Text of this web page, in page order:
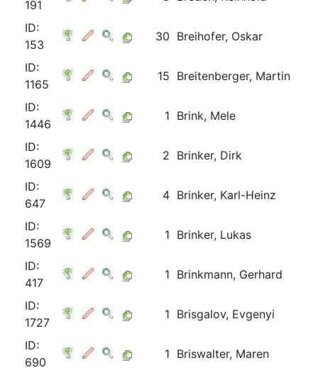
191
ID:
153
30 Breihofer, Oskar
ID:
1165
15 Breitenberger, Martin
ID:
1446
1 Brink, Mele
ID:
1609
2 Brinker, Dirk
ID:
647
4 Brinker, Karl-Heinz
ID:
1569
1 Brinker, Lukas
ID:
417
1 Brinkmann, Gerhard
ID:
1727
1 Brisgalov, Evgenyi
ID:
690
1 Briswalter, Maren